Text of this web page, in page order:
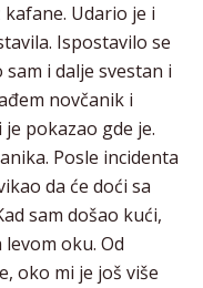
Udario je i
Ispostavilo se
i dalje svestan i
novčanik i
pokazao gde je.
Posle incidenta
da će doći sa
sam došao kući,
oku. Od
oko mi je još više